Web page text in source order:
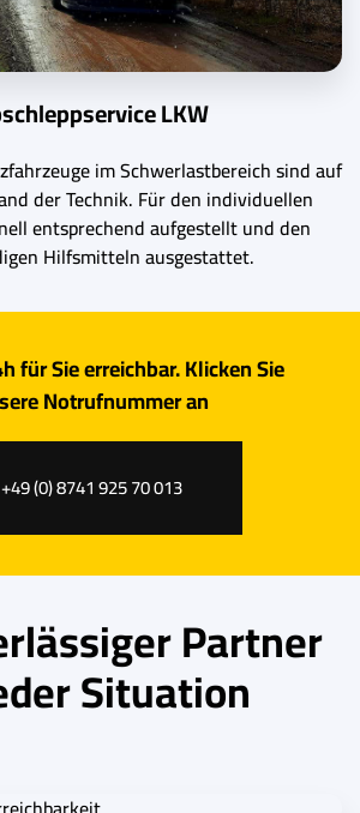
LKW
im Schwerlastbereich sind auf
der Technik. Für den individuellen
entsprechend aufgestellt und den
Hilfsmitteln ausgestattet.
für Sie erreichbar. Klicken Sie
Notrufnummer an
+49 (0) 8741 925 70 013
Partner
Situation